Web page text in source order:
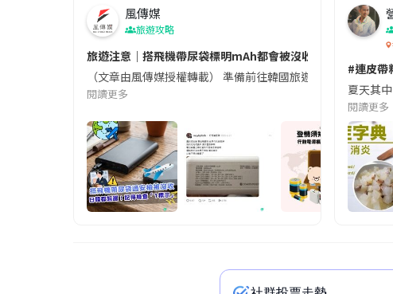
風傳媒
旅遊攻略
旅遊注意｜搭飛機帶尿袋標明mAh都會被沒收😱出發前切記檢
（文章由風傳媒授權轉載） 準備前往韓國旅遊的民眾，近
閱讀更多
#連皮帶
夏天其
閱讀更多